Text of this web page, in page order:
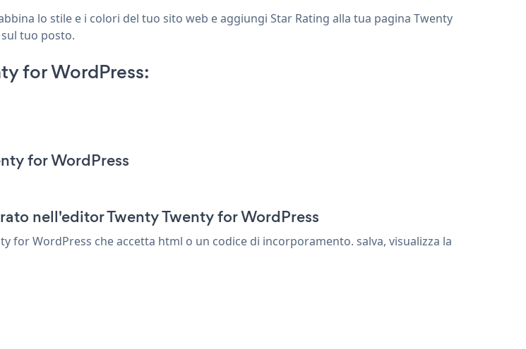
lo stile e i colori del tuo sito web e aggiungi Star Rating alla tua pagina Twenty
tuo posto.
for WordPress:
for WordPress
nell'editor Twenty Twenty for WordPress
for WordPress che accetta html o un codice di incorporamento. salva, visualizza la